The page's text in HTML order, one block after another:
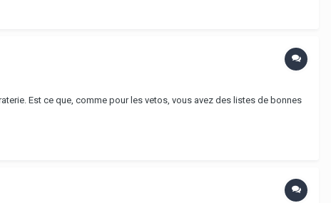
Est ce que, comme pour les vetos, vous avez des listes de bonnes